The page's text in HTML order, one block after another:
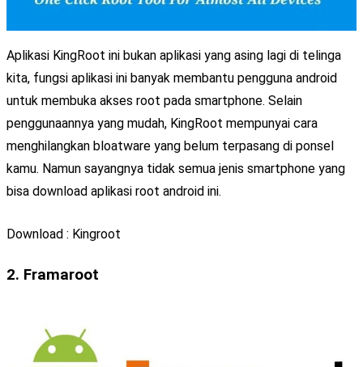
Aplikasi KingRoot ini bukan aplikasi yang asing lagi di telinga
kita, fungsi aplikasi ini banyak membantu pengguna android
untuk membuka akses root pada smartphone. Selain
penggunaannya yang mudah, KingRoot mempunyai cara
menghilangkan bloatware yang belum terpasang di ponsel
kamu. Namun sayangnya tidak semua jenis smartphone yang
bisa download aplikasi root android ini.
Download : Kingroot
2. Framaroot